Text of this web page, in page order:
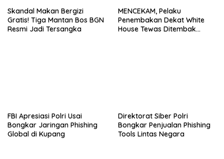
Skandal Makan Bergizi
Gratis! Tiga Mantan Bos BGN
Resmi Jadi Tersangka
MENCEKAM, Pelaku
Penembakan Dekat White
House Tewas Ditembak
FBI Apresiasi Polri Usai
Bongkar Jaringan Phishing
Global di Kupang
Direktorat Siber Polri
Bongkar Penjualan Phishing
Tools Lintas Negara